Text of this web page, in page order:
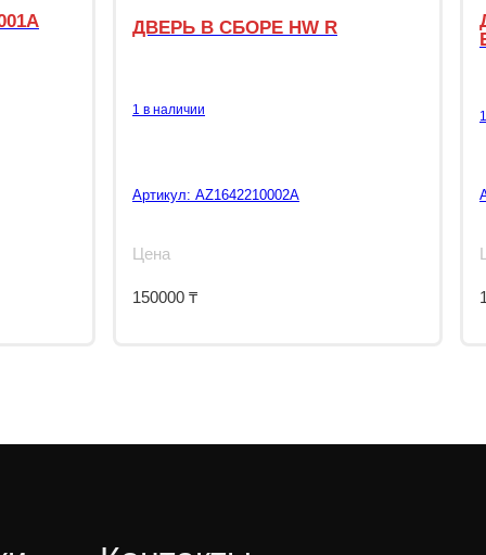
ДВЕРЬ В СБОРЕ HW R
1 в наличии
Артикул: AZ1642210002A
Цена
150000 ₸